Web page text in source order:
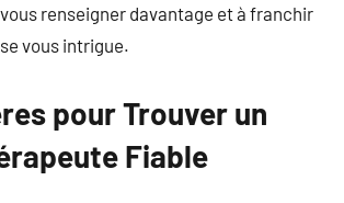
vous renseigner davantage et à franchir
vous intrigue.
pour Trouver un
Fiable